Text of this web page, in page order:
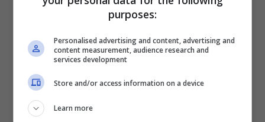
di corsa, bravo a resistere al ritorno del
all’azzurro ancheVictor Vercouilledel Team
Balears Arabay Cycling eEthan Craine
Project Echelon Racing.
purposes:
Personalised advertising and content, advertising and
content measurement, audience research and
services development
Store and/or access information on a device
Learn more